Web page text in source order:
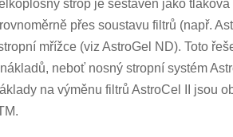
strop je sestaven jako
přes soustavu filtrů (např.
mřížce (viz AstroGel ND). Toto
neboť nosný stropní systém
na výměnu filtrů AstroCel II jsou